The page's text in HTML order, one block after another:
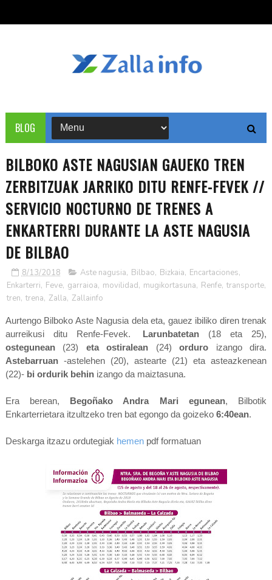
BLOG
BILBOKO ASTE NAGUSIAN GAUEKO TREN
ZERBITZUAK JARRIKO DITU RENFE-FEVEK //
SERVICIO NOCTURNO DE TRENES A
ENKARTERRI DURANTE LA ASTE NAGUSIA
DE BILBAO
8/13/2018 Aste nagusia, Bilbao, Bizkaia, Encartaciones,
Enkarterri, Feve, garraioa, movilidad, mugikortasuna, Renfe, transporte,
tren, trena, Zalla, Zallainfo
Aurtengo Bilboko Aste Nagusia dela eta, gauez ibiliko diren trenak
aurreikusi ditu Renfe-Fevek.
Larunbatetan(18 eta 25),
ostegunean(23) eta ostiralean (24)orduro izango dira.
Astebarruan-astelehen (20), astearte (21) eta asteazkenean
(22)- bi ordurik behinizango da maiztasuna.
Era berean, Begoñako Andra Mari egunean, Bilbotik
Enkarterrietara itzultzeko tren bat egongo da goizeko 6:40ean.
Deskarga itzazu ordutegiak hemenpdf formatuan